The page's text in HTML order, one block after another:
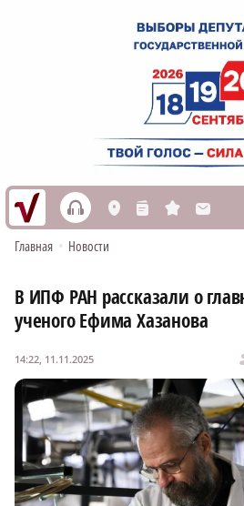
h L n s M
Главная • Новости
В ИПФ РАН рассказали о
ученого Ефима Хазанова
14:22, 11.11.2025